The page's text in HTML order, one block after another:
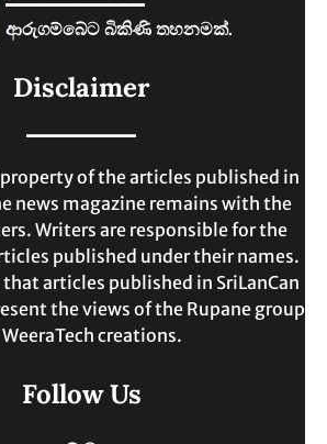
Sri Lankan News
ඉහළට.
Disclaimer
of the articles published in
news magazine remains with the
Writers are responsible for the
published under their names.
that articles published in SriLanCan
the views of the Rupane group
creations.
Follow Us